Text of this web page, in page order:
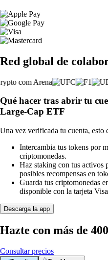
Red global de
Qué hacer tras abrir tu
Large-Cap ETF
Una vez verificada tu cuenta, esto
Intercambia tus tokens por
criptomonedas.
Haz staking con tus activos
posibles recompensas en
Guarda tus criptomonedas
disponible con la tarjeta
Descarga la app
Hazte con más de
Consultar precios